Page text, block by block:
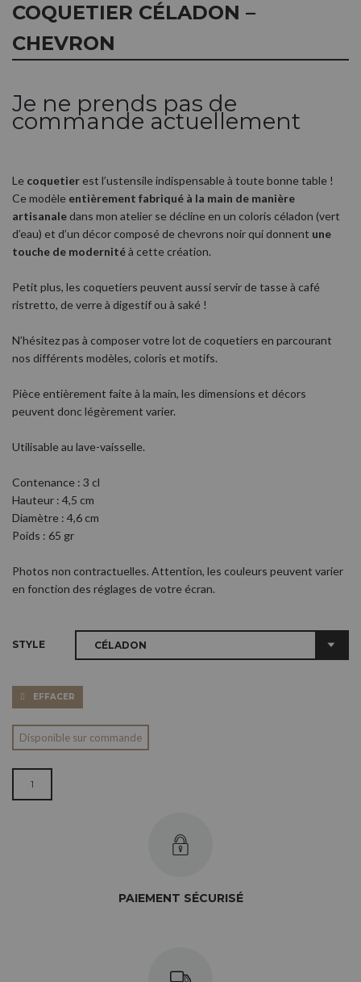
COQUETIER CÉLADON –
CHEVRON
Je ne prends pas de
commande actuellement
Le coquetier est l’ustensile indispensable à toute bonne table !
Ce modèle entièrement fabriqué à la main de manière
artisanale dans mon atelier se décline en un coloris céladon (vert
d’eau) et d’un décor composé de chevrons noir qui donnent une
touche de modernitéà cette création.
Petit plus, les coquetiers peuvent aussi servir de tasse à café
ristretto, de verre à digestif ou à saké !
N’hésitez pas à composer votre lot de coquetiers en parcourant
nos différents modèles, coloris et motifs.
Pièce entièrement faite à la main, les dimensions et décors
peuvent donc légèrement varier.
Utilisable au lave-vaisselle.
Contenance : 3 cl
Hauteur : 4,5 cm
Diamètre : 4,6 cm
Poids : 65 gr
Photos non contractuelles. Attention, les couleurs peuvent varier
en fonction des réglages de votre écran.
STYLE
EFFACER
Disponible sur commande
PAIEMENT SÉCURISÉ